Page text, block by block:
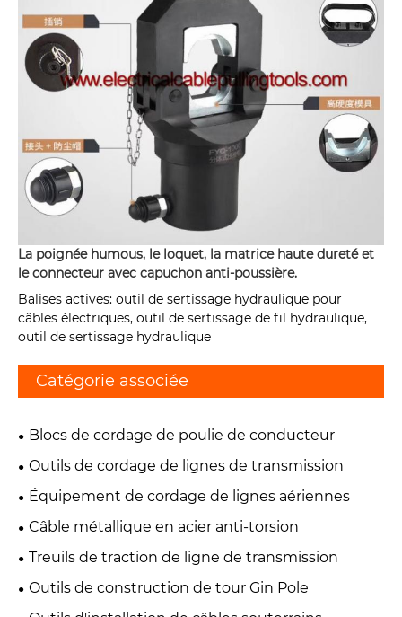
La poignée humous, le loquet, la matrice haute dureté et
le connecteur avec capuchon anti-poussière.
Balises actives: outil de sertissage hydraulique pour
câbles électriques, outil de sertissage de fil hydraulique,
outil de sertissage hydraulique
Catégorie associée
Blocs de cordage de poulie de conducteur
Outils de cordage de lignes de transmission
Équipement de cordage de lignes aériennes
Câble métallique en acier anti-torsion
Treuils de traction de ligne de transmission
Outils de construction de tour Gin Pole